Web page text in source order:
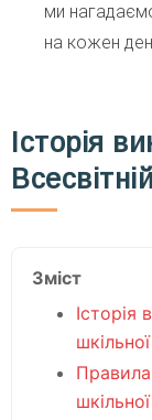
ми
на кожен
Історія
Зміст
Історія
Правила